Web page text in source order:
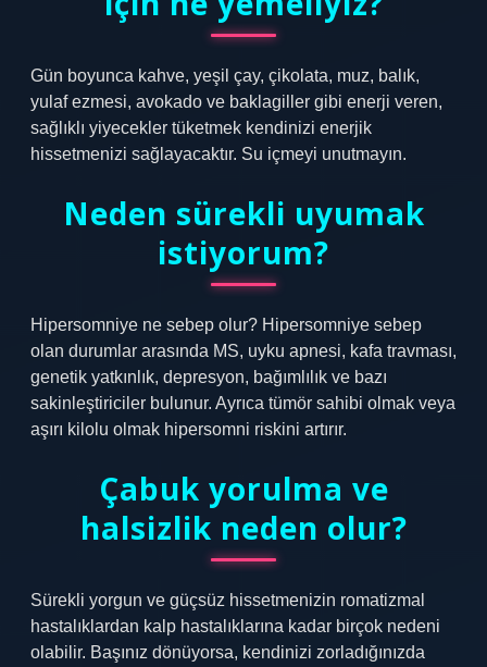
Gün boyunca kahve, yeşil çay, çikolata, muz, balık,
yulaf ezmesi, avokado ve baklagiller gibi enerji veren,
sağlıklı yiyecekler tüketmek kendinizi enerjik
hissetmenizi sağlayacaktır. Su içmeyi unutmayın.
Neden sürekli uyumak
istiyorum?
Hipersomniye ne sebep olur? Hipersomniye sebep
olan durumlar arasında MS, uyku apnesi, kafa travması,
genetik yatkınlık, depresyon, bağımlılık ve bazı
sakinleştiriciler bulunur. Ayrıca tümör sahibi olmak veya
aşırı kilolu olmak hipersomni riskini artırır.
Çabuk yorulma ve
halsizlik neden olur?
Sürekli yorgun ve güçsüz hissetmenizin romatizmal
hastalıklardan kalp hastalıklarına kadar birçok nedeni
olabilir. Başınız dönüyorsa, kendinizi zorladığınızda